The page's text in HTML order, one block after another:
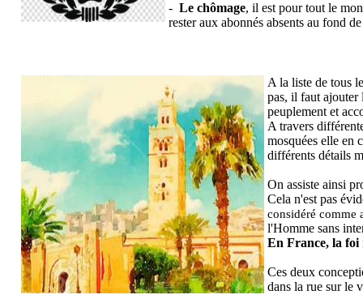
- Le chômage, il est pour tout le
rester aux abonnés absents au fond
A la liste de tous
pas, il faut
peuplement et
A travers
mosquées elle en
différents détails
On assiste ainsi
Cela n'est pas
considéré comme
l'Homme sans
En France, la foi
Ces deux
dans la rue sur le